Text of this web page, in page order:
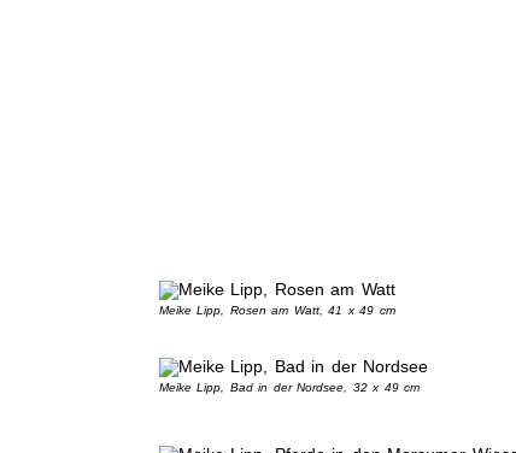
Meike Lipp, Rosen am Watt, 41 x 49 cm
Meike Lipp, Bad in der Nordsee, 32 x 49 cm